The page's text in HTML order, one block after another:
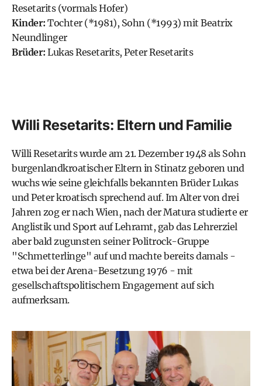
Resetarits (vormals Hofer)
Kinder: Tochter (*1981), Sohn (*1993) mit Beatrix
Neundlinger
Brüder: Lukas Resetarits, Peter Resetarits
Willi Resetarits: Eltern und Familie
Willi Resetarits wurde am 21. Dezember 1948 als Sohn
burgenlandkroatischer Eltern in Stinatz geboren und
wuchs wie seine gleichfalls bekannten Brüder Lukas
und Peter kroatisch sprechend auf. Im Alter von drei
Jahren zog er nach Wien, nach der Matura studierte er
Anglistik und Sport auf Lehramt, gab das Lehrerziel
aber bald zugunsten seinerPolitrock-Gruppe
"Schmetterlinge" auf und machte bereits damals -
etwa bei der Arena-Besetzung 1976 - mit
gesellschaftspolitischem Engagement auf sich
aufmerksam.